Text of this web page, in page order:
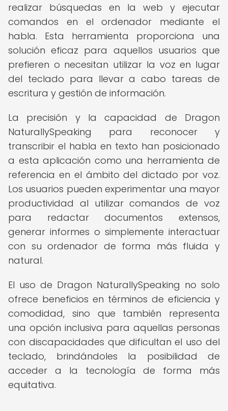
realizar búsquedas en la web y ejecutar
comandos en el ordenador mediante el
habla. Esta herramienta proporciona una
solución eficaz para aquellos usuarios que
prefieren o necesitan utilizar la voz en lugar
del teclado para llevar a cabo tareas de
escritura y gestión de información.
La precisión y la capacidad de Dragon
NaturallySpeaking para reconocer y
transcribir el habla en texto han posicionado
a esta aplicación como una herramienta de
referencia en el ámbito del dictado por voz.
Los usuarios pueden experimentar una mayor
productividad al utilizar comandos de voz
para redactar documentos extensos,
generar informes o simplemente interactuar
con su ordenador de forma más fluida y
natural.
El uso de Dragon NaturallySpeaking no solo
ofrece beneficios en términos de eficiencia y
comodidad, sino que también representa
una opción inclusiva para aquellas personas
con discapacidades que dificultan el uso del
teclado, brindándoles la posibilidad de
acceder a la tecnología de forma más
equitativa.